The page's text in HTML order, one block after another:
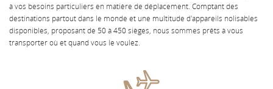
à vos besoins particuliers en matière de déplacement. Comptant des
destinations partout dans le monde et une multitude d'appareils nolisables
disponibles, proposant de 50 à 450 sièges, nous sommes prêts à vous
transporter où et quand vous le voulez.